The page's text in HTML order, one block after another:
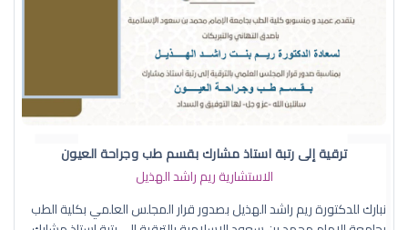
ترقية إلى رتبة استاذ مشارك بقسم طب وجراحة العيون
الاستشارية ريم راشد الهذيل
نبارك للدكتورة ريم راشد الهذيل بصدور قرار المجلس العلمي بكلية الطب